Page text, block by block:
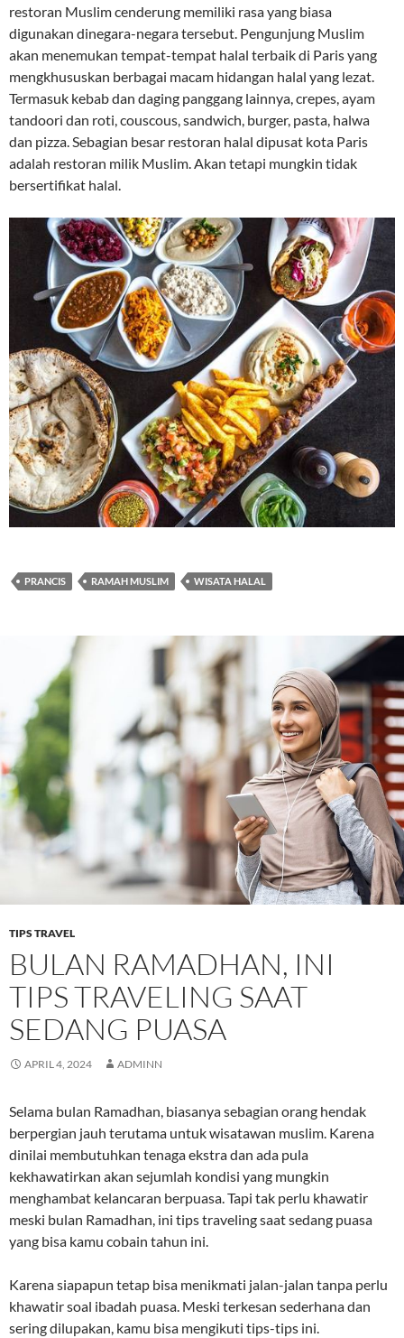
restoran Muslim cenderung memiliki rasa yang biasa
digunakan dinegara-negara tersebut. Pengunjung Muslim
akan menemukan tempat-tempat halal terbaik di Paris yang
mengkhususkan berbagai macam hidangan halal yang lezat.
Termasuk kebab dan daging panggang lainnya, crepes, ayam
tandoori dan roti, couscous, sandwich, burger, pasta, halwa
dan pizza. Sebagian besar restoran halal dipusat kota Paris
adalah restoran milik Muslim. Akan tetapi mungkin tidak
bersertifikat halal.
PRANCIS RAMAH MUSLIM WISATA HALAL
TIPS TRAVEL
BULAN RAMADHAN, INI
TIPS TRAVELING SAAT
SEDANG PUASA
APRIL 4, 2024 ADMINN
Selama bulan Ramadhan, biasanya sebagian orang hendak
berpergian jauh terutama untuk wisatawan muslim. Karena
dinilai membutuhkan tenaga ekstra dan ada pula
kekhawatirkan akan sejumlah kondisi yang mungkin
menghambat kelancaran berpuasa. Tapi tak perlu khawatir
meski bulan Ramadhan, ini tips traveling saat sedang puasa
yang bisa kamu cobain tahun ini.
Karena siapapun tetap bisa menikmati jalan-jalan tanpa perlu
khawatir soal ibadah puasa. Meski terkesan sederhana dan
sering dilupakan, kamu bisa mengikuti tips-tips ini.